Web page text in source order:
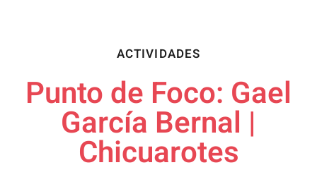
ACTIVIDADES
Punto de Foco: Gael
García Bernal |
Chicuarotes